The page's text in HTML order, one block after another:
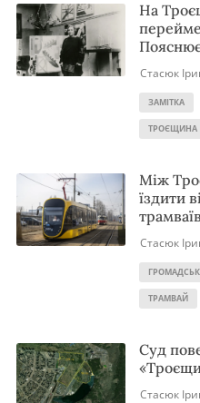
На
Стасюк
ЗАМІТКА
ТРОЄЩИНА
Між
їздити
Стасюк
ТРАМВАЙ
Суд
Стасюк